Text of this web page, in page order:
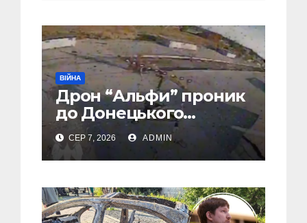
ВІЙНА
Дрон “Альфи” проник
до Донецького
аеропорту та спалив
“Шахед” ще до запуску
СЕР 7, 2026 ADMIN